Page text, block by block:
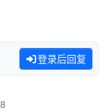
登录后回复